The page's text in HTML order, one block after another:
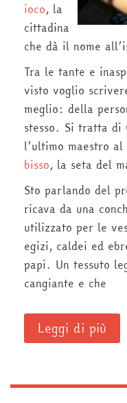
ioco, la
cittadina
che dà il nome
Tra le tante e
visto voglio
meglio: della
stesso. Si tratta di
l’ultimo maestro
bisso, la seta del
Sto parlando del
ricava da una
utilizzato per le
egizi, caldei ed
papi. Un tessuto
cangiante e che
Leggi di più